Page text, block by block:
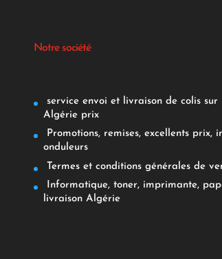
Notre société
service envoi et livraison de colis sur
Algérie prix
Promotions, remises, excellents prix,
onduleurs
Termes et conditions générales de
Informatique, toner, imprimante,
livraison Algérie